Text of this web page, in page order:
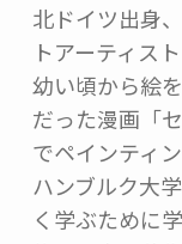
北ドイツ出身
トアーティス
幼い頃から絵
だった漫画「
でペインティ
ハンブルク大
く学ぶために